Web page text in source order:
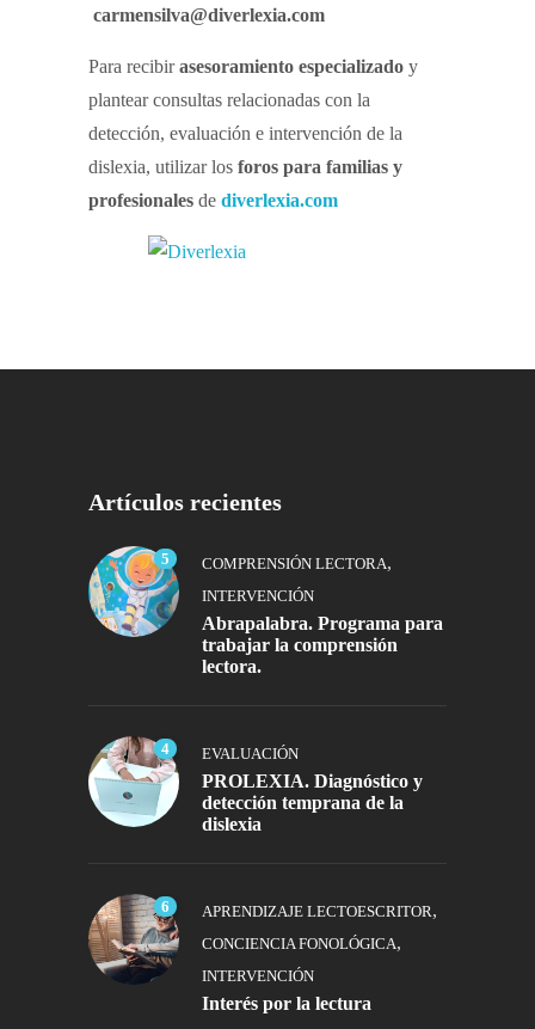
carmensilva@diverlexia.com
Para recibirasesoramiento especializado y
plantear consultas relacionadas con la
detección, evaluación e intervención de la
dislexia, utilizar los foros para familias y
profesionales de diverlexia.com
Artículos recientes
5 COMPRENSIÓN LECTORA,
INTERVENCIÓN
Abrapalabra. Programa para
trabajar la comprensión
lectora.
4 EVALUACIÓN
PROLEXIA. Diagnóstico y
detección temprana de la
dislexia
6 APRENDIZAJE LECTOESCRITOR,
CONCIENCIA FONOLÓGICA,
INTERVENCIÓN
Interés por la lectura